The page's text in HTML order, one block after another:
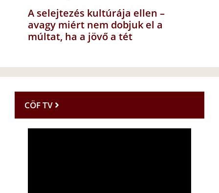
A selejtezés kultúrája ellen –
avagy miért nem dobjuk el a
múltat, ha a jövő a tét
CÖF TV